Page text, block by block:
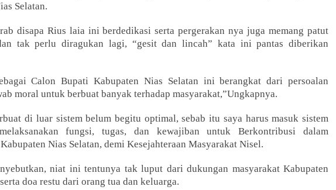
Selatan.
disapa Rius laia ini berdedikasi serta pergerakan nya juga memang patut
tak perlu diragukan lagi, “gesit dan lincah” kata ini pantas diberikan
Calon Bupati Kabupaten Nias Selatan ini berangkat dari persoalan
moral untuk berbuat banyak terhadap masyarakat,”Ungkapnya.
di luar sistem belum begitu optimal, sebab itu saya harus masuk sistem
fungsi, tugas, dan kewajiban untuk Berkontribusi dalam
Nias Selatan, demi Kesejahteraan Masyarakat Nisel.
niat ini tentunya tak luput dari dukungan masyarakat Kabupaten
doa restu dari orang tua dan keluarga.